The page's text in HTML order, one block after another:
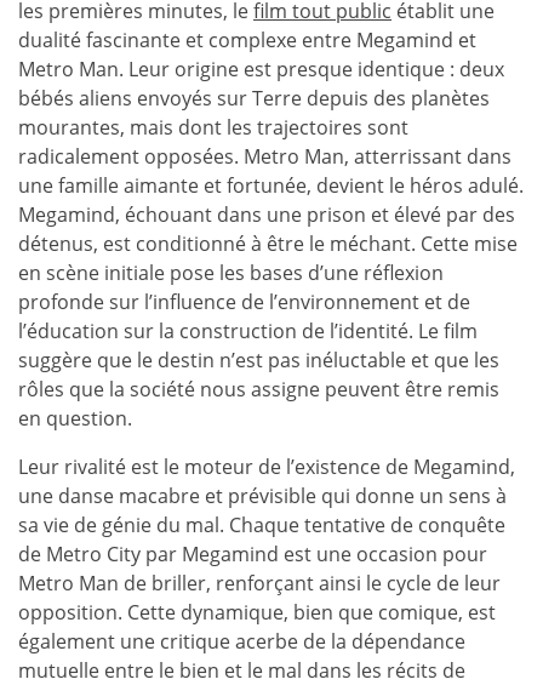
les premières minutes, lefilm tout public établit une
dualité fascinante et complexe entre Megamind et
Metro Man. Leur origine est presque identique : deux
bébés aliens envoyés sur Terre depuis des planètes
mourantes, mais dont les trajectoires sont
radicalement opposées. Metro Man, atterrissant dans
une famille aimante et fortunée, devient le héros adulé.
Megamind, échouant dans une prison et élevé par des
détenus, est conditionné à être le méchant. Cette mise
en scène initiale pose les bases d’une réflexion
profonde sur l’influence de l’environnement et de
l’éducation sur la construction de l’identité. Le film
suggère que le destin n’est pas inéluctable et que les
rôles que la société nous assigne peuvent être remis
en question.
Leur rivalité est le moteur de l’existence de Megamind,
une danse macabre et prévisible qui donne un sens à
sa vie de génie du mal. Chaque tentative de conquête
de Metro City par Megamind est une occasion pour
Metro Man de briller, renforçant ainsi le cycle de leur
opposition. Cette dynamique, bien que comique, est
également une critique acerbe de la dépendance
mutuelle entre le bien et le mal dans les récits de